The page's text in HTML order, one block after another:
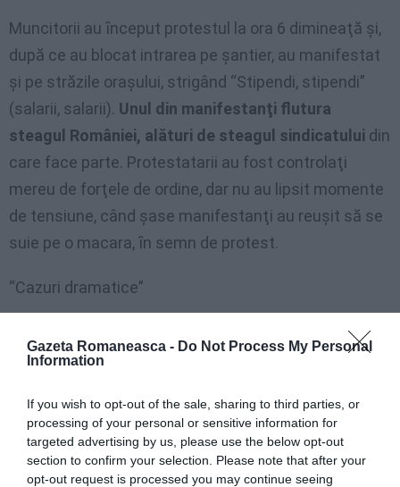
Gazeta Romaneasca - Do Not Process My Personal
Information
If you wish to opt-out of the sale, sharing to third parties, or
processing of your personal or sensitive information for
targeted advertising by us, please use the below opt-out
section to confirm your selection. Please note that after your
opt-out request is processed you may continue seeing
Muncitorii au ȋnceput protestul la ora 6 dimineaţă şi,
după ce au blocat intrarea pe şantier, au manifestat
şi pe străzile oraşului, strigând “Stipendi, stipendi”
(salarii, salarii). Unul din manifestanţi flutura
steagul României, alături de steagul sindicatului din
care face parte. Protestatarii au fost controlaţi
mereu de forţele de ordine, dar nu au lipsit momente
de tensiune, când şase manifestanţi au reuşit să se
suie pe o macara, ȋn semn de protest.
“Cazuri dramatice”
Mulţi dintre românii care au coborât ieri ȋn piaţă se
află ȋn situaţii dramatice:
Cristi F., Daniel H., Grigore
disperaţi care au manifestat la Pomezia. Mulţi dintre
ei au ajuns la disperare: “am ȋntâlnit zeci de muncitori
care nu şi-au putut plăti chiriile sau rata la casă. Dar